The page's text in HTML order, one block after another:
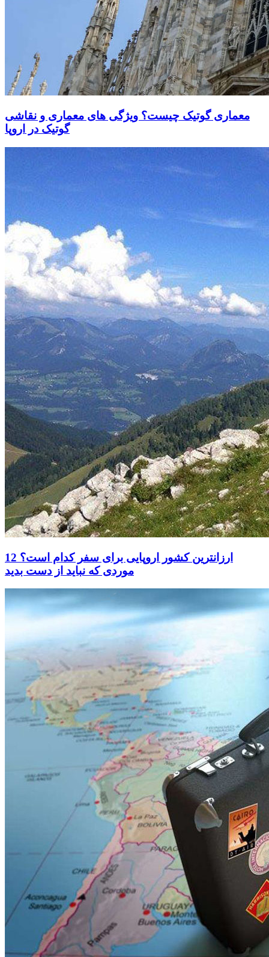
معماری گوتیک چیست؟ ویژگی های معماری و نقاشی
گوتیک در اروپا
ارزانترین کشور اروپایی برای سفر کدام است؟ 12
موردی که نباید از دست بدید